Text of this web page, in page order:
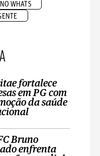
WHATS
fortalece
em PG com
da saúde
Bruno
enfrenta